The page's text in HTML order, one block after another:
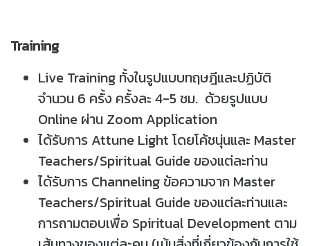
Training
Live Training ทั้งในรูปแบบทฤษฎีและปฏิบัติ
จำนวน 6 ครั้ง ครั้งละ 4-5 ชม. ด้วยรูปแบบ
Online ผ่าน Zoom Application
ได้รับการ Attune Light โดยโค้ชนุ่นและ Master
Teachers/Spiritual Guide ของแต่ละท่าน
ได้รับการ Channeling ข้อความจาก Master
Teachers/Spiritual Guide ของแต่ละท่านและ
การถามตอบเพื่อ Spiritual Development ตาม